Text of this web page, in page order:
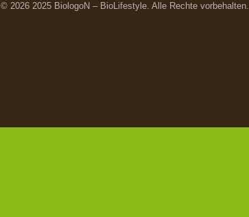
© 2026 2025 BiologoN – BioLifestyle. Alle Rechte vorbehalten.